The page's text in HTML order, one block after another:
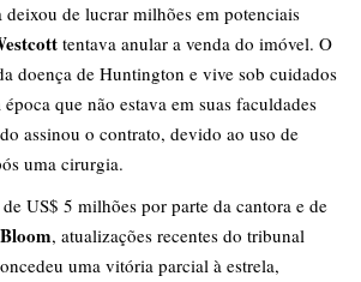
deixou de lucrar milhões em potenciais
tentava anular a venda do imóvel. O
doença de Huntington e vive sob cuidados
que não estava em suas faculdades
assinou o contrato, devido ao uso de
uma cirurgia.
US$ 5 milhões por parte da cantora e de
, atualizações recentes do tribunal
uma vitória parcial à estrela,